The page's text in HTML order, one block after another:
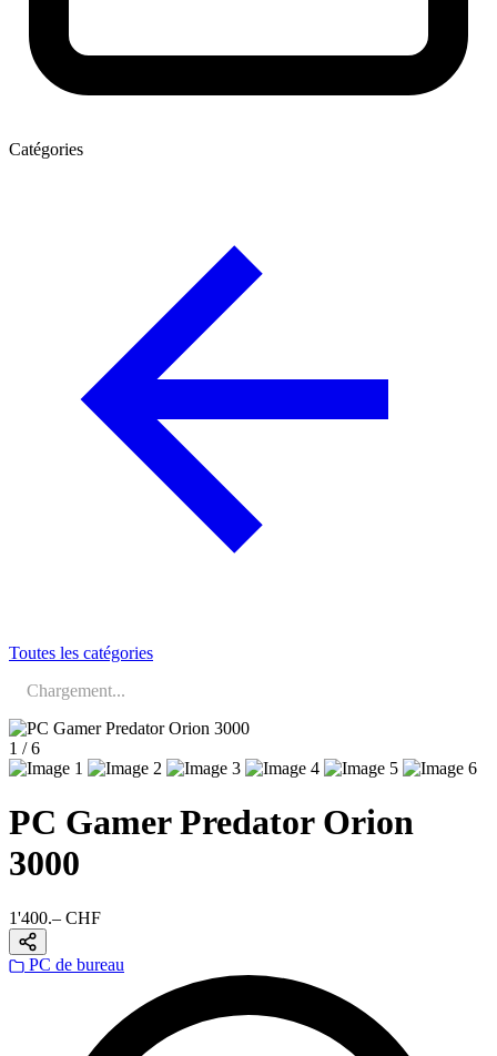
Catégories
Toutes les catégories
Chargement...
1 / 6
PC Gamer Predator Orion
3000
1'400.– CHF
PC de bureau